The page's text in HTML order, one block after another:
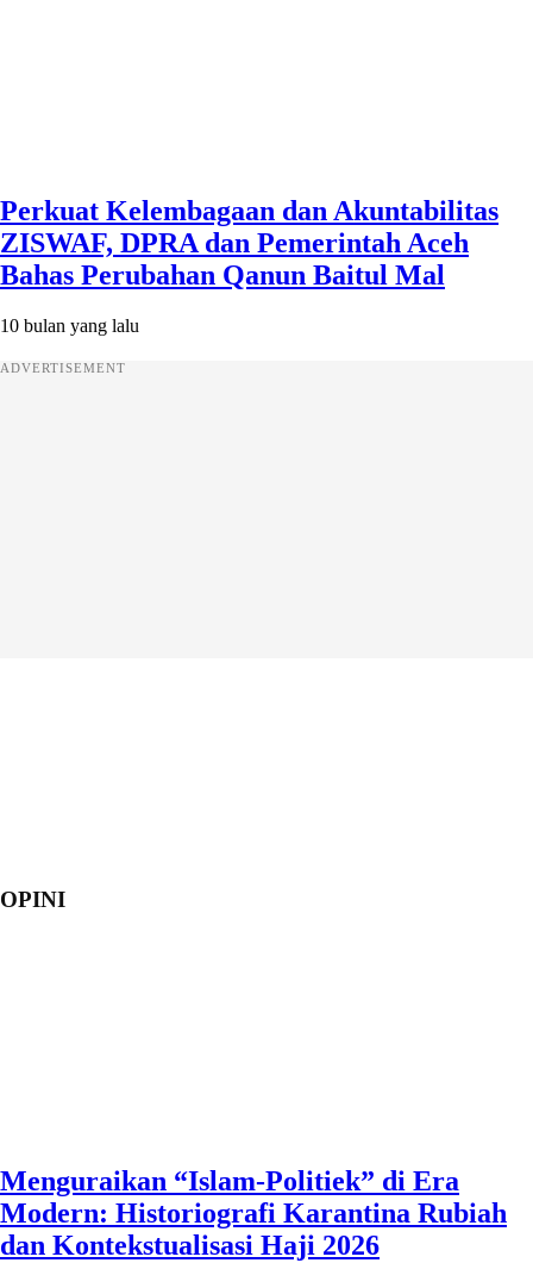
Perkuat Kelembagaan dan Akuntabilitas
ZISWAF, DPRA dan Pemerintah Aceh
Bahas Perubahan Qanun Baitul Mal
10 bulan yang lalu
ADVERTISEMENT
OPINI
Menguraikan “Islam-Politiek” di Era
Modern: Historiografi Karantina Rubiah
dan Kontekstualisasi Haji 2026